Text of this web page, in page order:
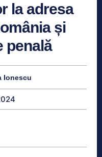
la adresa
și
penală
Ionescu